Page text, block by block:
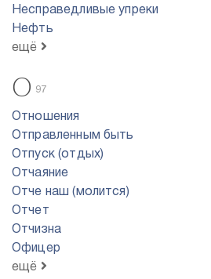
Несправедливые упреки
Нефть
ещё
О 97
Отношения
Отправленным быть
Отпуск (отдых)
Отчаяние
Отче наш (молится)
Отчет
Отчизна
Офицер
ещё